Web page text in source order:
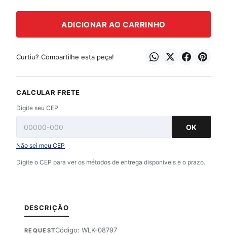
ADICIONAR AO CARRINHO
Curtiu? Compartilhe esta peça!
CALCULAR FRETE
Digite seu CEP
OK
Não sei meu CEP
Digite o CEP para ver os métodos de entrega disponíveis e o prazo.
DESCRIÇÃO
REQUESTCódigo: WLK-08797